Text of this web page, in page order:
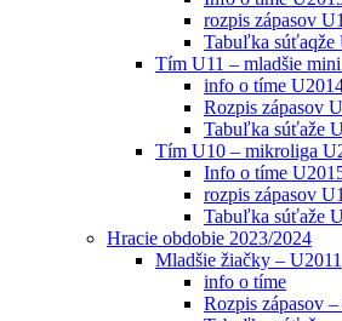
rozpis zápasov
Tabuľka súťaqže
Tím U11 – mladšie
info o tíme
Rozpis zápasov
Tabuľka súťaže
Tím U10 – mikroliga
Info o tíme
rozpis zápasov
Tabuľka súťaže
Hracie obdobie 2023/2024
Mladšie žiačky – U2011
info o tíme
Rozpis zápasov